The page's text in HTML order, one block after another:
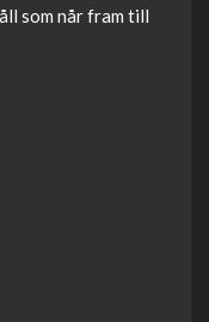
som når fram till